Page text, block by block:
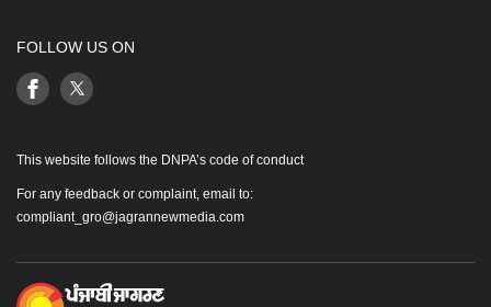
FOLLOW US ON
This website follows the DNPA’s code of conduct
For any feedback or complaint, email to:
compliant_gro@jagrannewmedia.com